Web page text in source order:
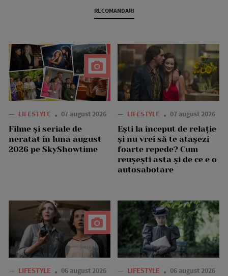
RECOMANDARI
— LIFESTYLE 07 august 2026
Filme și seriale de
neratat în luna august
2026 pe SkyShowtime
— LIFESTYLE 07 august 2026
Ești la început de relație
și nu vrei să te atașezi
foarte repede? Cum
reușești asta și de ce e o
autosabotare
— LIFESTYLE 06 august 2026 — LIFESTYLE 06 august 2026